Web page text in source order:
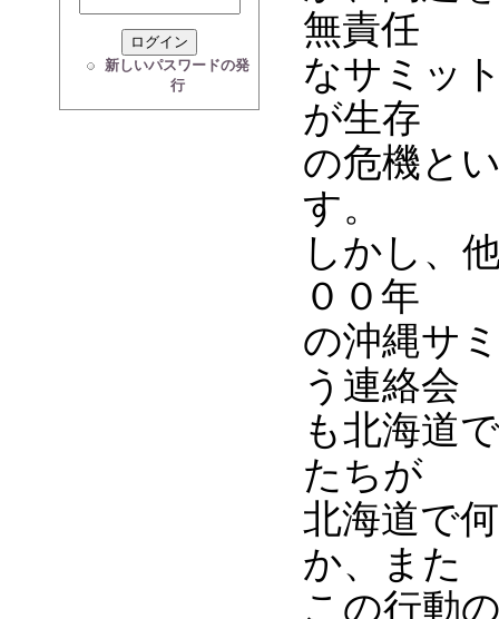
新しいパスワードの発
行
無責任
なサミッ
が生存
の危機と
す。
しかし、
００年
の沖縄サ
う連絡会
も北海道
たちが
北海道で
か、また
この行動